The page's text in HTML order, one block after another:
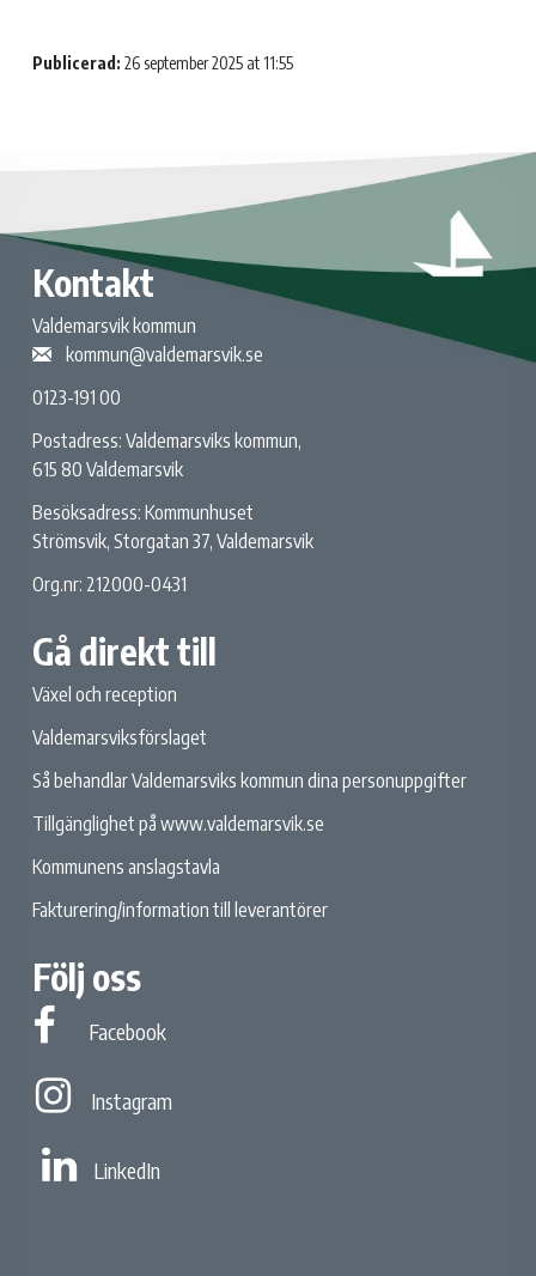
Publicerad: 26 september 2025 at 11:55
Kontakt
Valdemarsvik kommun
kommun@valdemarsvik.se
0123-191 00
Postadress: Valdemarsviks kommun,
615 80 Valdemarsvik
Besöksadress: Kommunhuset
Strömsvik, Storgatan 37, Valdemarsvik
Org.nr: 212000-0431
Gå direkt till
Växel och reception
Valdemarsviksförslaget
Så behandlar Valdemarsviks kommun dina personuppgifter
Tillgänglighet på www.valdemarsvik.se
Kommunens anslagstavla
Fakturering/information till leverantörer
Följ oss
Facebook
Facebook
Instagram
Instagram
LinkedIn
Linked In